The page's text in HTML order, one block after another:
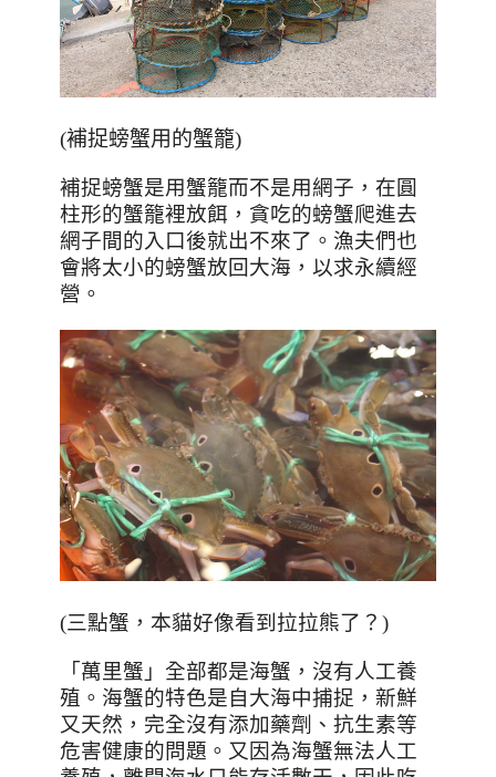
(補捉螃蟹用的蟹籠)
補捉螃蟹是用蟹籠而不是用網子，在圓
柱形的蟹籠裡放餌，貪吃的螃蟹爬進去
網子間的入口後就出不來了。漁夫們也
會將太小的螃蟹放回大海，以求永續經
營。
(三點蟹，本貓好像看到拉拉熊了？)
「萬里蟹」全部都是海蟹，沒有人工養
殖。海蟹的特色是自大海中捕捉，新鮮
又天然，完全沒有添加藥劑、抗生素等
危害健康的問題。又因為海蟹無法人工